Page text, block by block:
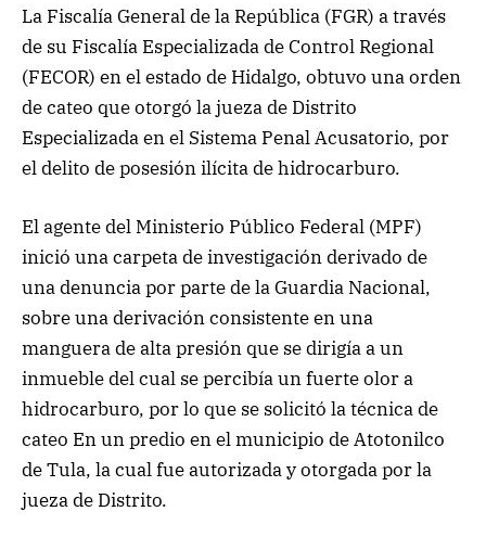
La Fiscalía General de la República (FGR) a través
de su Fiscalía Especializada de Control Regional
(FECOR) en el estado de Hidalgo, obtuvo una orden
de cateo que otorgó la jueza de Distrito
Especializada en el Sistema Penal Acusatorio, por
el delito de posesión ilícita de hidrocarburo.
El agente del Ministerio Público Federal (MPF)
inició una carpeta de investigación derivado de
una denuncia por parte de la Guardia Nacional,
sobre una derivación consistente en una
manguera de alta presión que se dirigía a un
inmueble del cual se percibía un fuerte olor a
hidrocarburo, por lo que se solicitó la técnica de
cateo En un predio en el municipio de Atotonilco
de Tula, la cual fue autorizada y otorgada por la
jueza de Distrito.